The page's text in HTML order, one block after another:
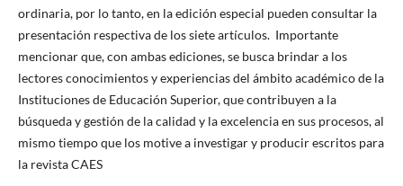
ordinaria, por lo tanto, en la edición especial pueden consultar la
presentación respectiva de los siete artículos. Importante
mencionar que, con ambas ediciones, se busca brindar a los
lectores conocimientos y experiencias del ámbito académico de la
Instituciones de Educación Superior, que contribuyen a la
búsqueda y gestión de la calidad y la excelencia en sus procesos, al
mismo tiempo que los motive a investigar y producir escritos para
la revista CAES